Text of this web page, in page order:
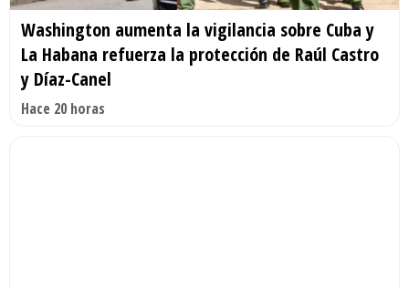
Washington aumenta la vigilancia sobre Cuba y
La Habana refuerza la protección de Raúl Castro
y Díaz-Canel
Hace 20 horas